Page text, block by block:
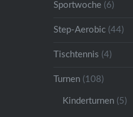
Sportwoche (6)
Step-Aerobic (44)
Tischtennis (4)
Turnen (108)
Kinderturnen (5)